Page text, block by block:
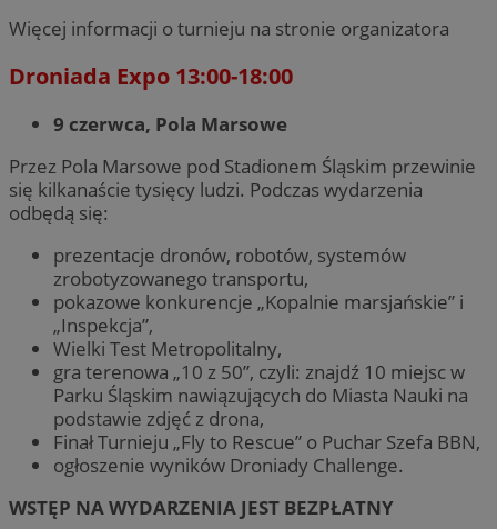
Więcej informacji o turnieju na stronie organizatora
Droniada Expo 13:00-18:00
9 czerwca, Pola Marsowe
Przez Pola Marsowe pod Stadionem Śląskim przewinie
się kilkanaście tysięcy ludzi. Podczas wydarzenia
odbędą się:
prezentacje dronów, robotów, systemów
zrobotyzowanego transportu,
pokazowe konkurencje „Kopalnie marsjańskie” i
„Inspekcja”,
Wielki Test Metropolitalny,
gra terenowa „10 z 50”, czyli: znajdź 10 miejsc w
Parku Śląskim nawiązujących do Miasta Nauki na
podstawie zdjęć z drona,
Finał Turnieju „Fly to Rescue” o Puchar Szefa BBN,
ogłoszenie wyników Droniady Challenge.
WSTĘP NA WYDARZENIA JEST BEZPŁATNY